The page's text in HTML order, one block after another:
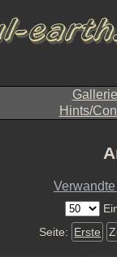
Hints/
Seite: Erste